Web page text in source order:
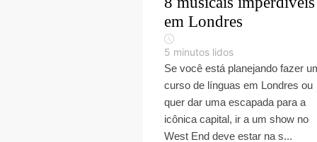
em Londres
5 minutos lidos
Se você está planejando fazer
curso de línguas em Londres ou
quer dar uma escapada para a
icônica capital, ir a um show no
West End deve estar na s...